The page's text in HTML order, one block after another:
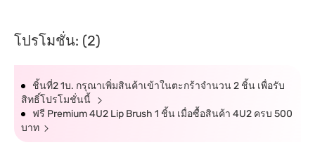
โปรโมชั่น: (2)
ชิ้นที่2 1บ. กรุณาเพิ่มสินค้าเข้าในตะกร้าจำนวน 2 ชิ้น เพื่อรับ
สิทธิ์โปรโมชั่นนี้
ฟรี Premium 4U2 Lip Brush 1 ชิ้น เมื่อซื้อสินค้า 4U2 ครบ 500
บาท